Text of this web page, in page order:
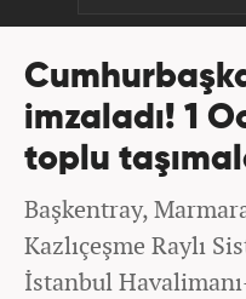
imzaladı! 1
toplu
Başkentray,
Kazlıçeşme Raylı
İstanbul